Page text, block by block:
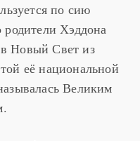
по сию
Хэддона
Новый Свет из
её национальной
Великим